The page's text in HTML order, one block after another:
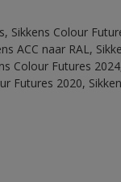
Sikkens Colour
ACC naar RAL,
Colour Futures
Futures 2020,